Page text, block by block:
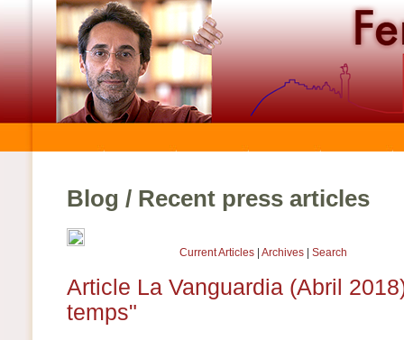
Blog / Recent press articles
Current Articles| Archives| Search
Article La Vanguardia (Abril
temps"